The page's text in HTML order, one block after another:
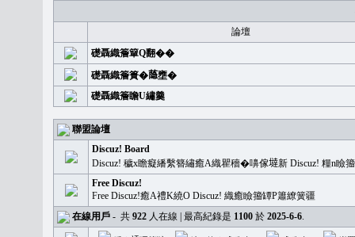
論壇
礎聶織簷簞Q翻��
礎聶織簷簣�𦻕壅�
礎聶織簷瞻U繡羹
聯盟論壇
Discuz! Board
Discuz! 穢x瞻癡繙繫簪繡癒A織瞿穡�嚊傢𡐿新 Discuz! 糧n
Free Discuz!
Free Discuz!癒A禮K繞O Discuz! 織癒瞼籀罈P簫繚簧疆
在線用戶 - 共 922 人在線 | 最高紀錄是 1100 於 2025-6-6.